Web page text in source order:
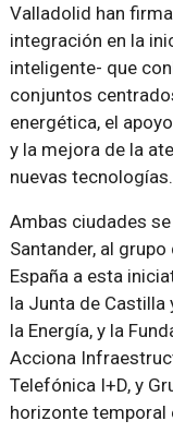
Valladolid han
integración en la
inteligente- que
conjuntos
energética, el
y la mejora de la
nuevas tecnologías.
Ambas ciudades
Santander, al
España a esta
la Junta de Castilla
la Energía, y la
Acciona
Telefónica I+D, y
horizonte temporal